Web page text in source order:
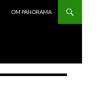
OM PANORAMA